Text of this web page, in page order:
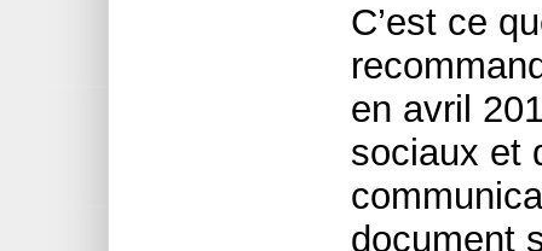
C’est ce
en avril
sociaux et
document